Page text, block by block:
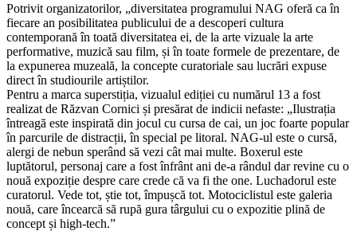
Potrivit organizatorilor, „diversitatea programului NAG oferă ca în
fiecare an posibilitatea publicului de a descoperi cultura
contemporană în toată diversitatea ei, de la arte vizuale la arte
performative, muzică sau film, și în toate formele de prezentare, de
la expunerea muzeală, la concepte curatoriale sau lucrări expuse
direct în studiourile artiștilor.
Pentru a marca superstiția, vizualul ediției cu numărul 13 a fost
realizat de Răzvan Cornici și presărat de indicii nefaste: „Ilustrația
întreagă este inspirată din jocul cu cursa de cai, un joc foarte popular
în parcurile de distracții, în special pe litoral. NAG-ul este o cursă,
alergi de nebun sperând să vezi cât mai multe. Boxerul este
luptătorul, personaj care a fost înfrânt ani de-a rândul dar revine cu o
nouă expoziție despre care crede că va fi the one. Luchadorul este
curatorul. Vede tot, știe tot, împușcă tot. Motociclistul este galeria
nouă, care încearcă să rupă gura târgului cu o expozitie plină de
concept și high-tech.”